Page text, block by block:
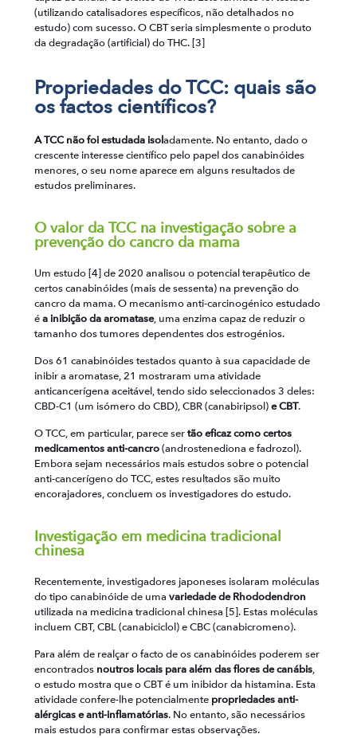
(utilizando catalisadores específicos, não detalhados no
estudo) com sucesso. O CBT seria simplesmente o produto
da degradação (artificial) do THC. [3]
Propriedades do TCC: quais são
os factos científicos?
A TCC não foi estudada isoladamente. No entanto, dado o
crescente interesse científico pelo papel dos canabinóides
menores, o seu nome aparece em alguns resultados de
estudos preliminares.
O valor da TCC na investigação sobre a
prevenção do cancro da mama
Um estudo [4] de 2020 analisou o potencial terapêutico de
certos canabinóides (mais de sessenta) na prevenção do
cancro da mama. O mecanismo anti-carcinogénico estudado
éa inibição da aromatase, uma enzima capaz de reduzir o
tamanho dos tumores dependentes dos estrogénios.
Dos 61 canabinóides testados quanto à sua capacidade de
inibir a aromatase, 21 mostraram uma atividade
anticancerígena aceitável, tendo sido seleccionados 3 deles:
CBD-C1 (um isómero do CBD), CBR (canabiripsol)e CBT.
O TCC, em particular, parece sertão eficaz como certos
medicamentos anti-cancro(androstenediona e fadrozol).
Embora sejam necessários mais estudos sobre o potencial
anti-cancerígeno do TCC, estes resultados são muito
encorajadores, concluem os investigadores do estudo.
Investigação em medicina tradicional
chinesa
Recentemente, investigadores japoneses isolaram moléculas
do tipo canabinóide de uma variedade de Rhododendron
utilizada na medicina tradicional chinesa [5]. Estas moléculas
incluem CBT, CBL (canabiciclol) e CBC (canabicromeno).
Para além de realçar o facto de os canabinóides poderem ser
encontrados noutros locais para além das flores de canábis,
o estudo mostra que o CBT é um inibidor da histamina. Esta
atividade confere-lhe potencialmente propriedades anti-
alérgicas e anti-inflamatórias. No entanto, são necessários
mais estudos para confirmar estas observações.